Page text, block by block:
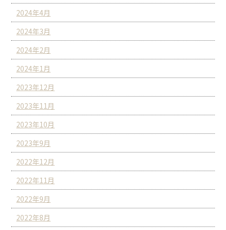
2024年4月
2024年3月
2024年2月
2024年1月
2023年12月
2023年11月
2023年10月
2023年9月
2022年12月
2022年11月
2022年9月
2022年8月